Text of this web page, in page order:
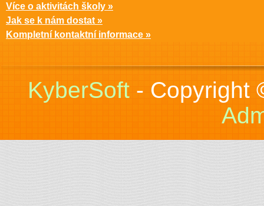
Více o aktivitách školy »
Jak se k nám dostat »
Kompletní kontaktní informace »
KyberSoft- Copyright